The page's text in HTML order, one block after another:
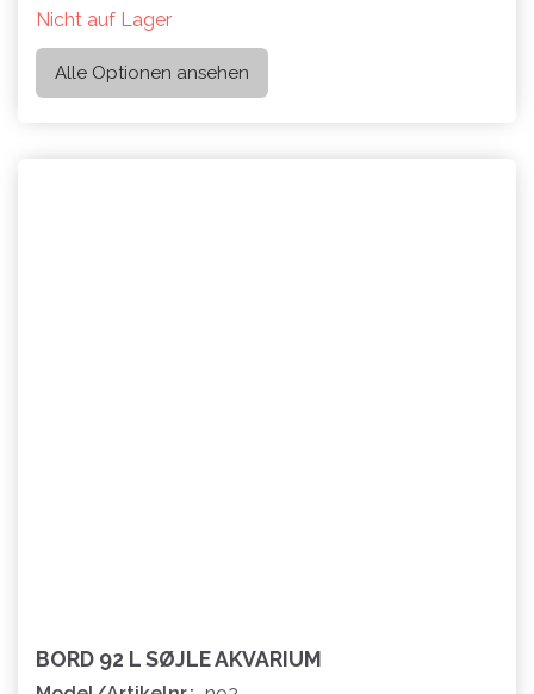
Nicht auf Lager
Alle Optionen ansehen
BORD 92 L SØJLE AKVARIUM